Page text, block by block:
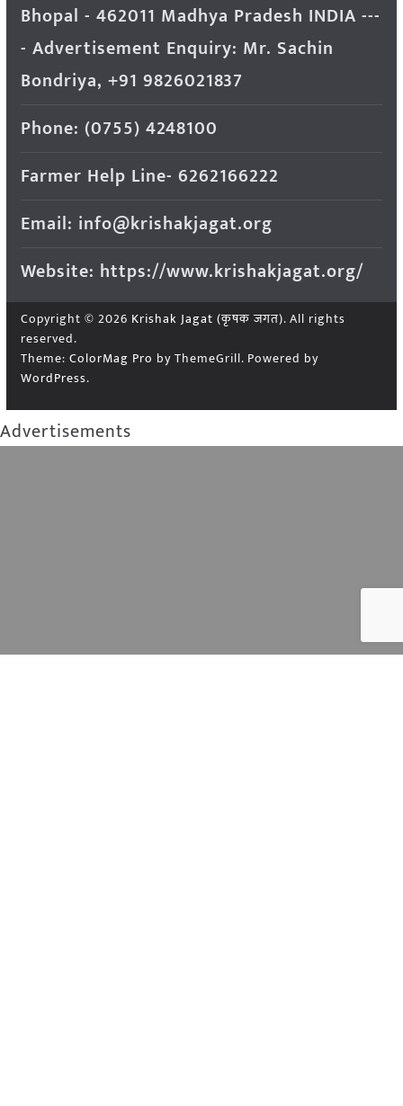
Bhopal - 462011 Madhya Pradesh INDIA ---
- Advertisement Enquiry: Mr. Sachin
Bondriya, +91 9826021837
Phone: (0755) 4248100
Farmer Help Line- 6262166222
Email: info@krishakjagat.org
Website: https://www.krishakjagat.org/
Copyright © 2026 Krishak Jagat (कृषक जगत). All rights
reserved.
Theme: ColorMag Pro by ThemeGrill. Powered by
WordPress.
Advertisements